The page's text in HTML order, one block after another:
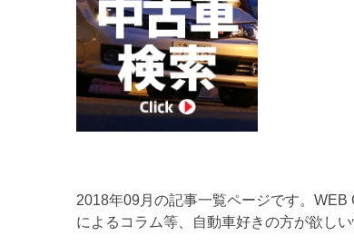
2018年09月の記事一覧ページです。
によるコラム等、自動車好きの方が欲しい